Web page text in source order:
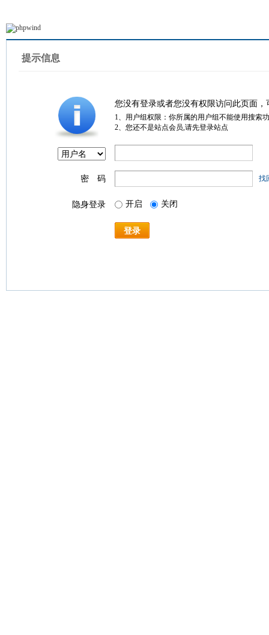
提示信息
您没有登录或者您没有权限访问此页面
1、用户组权限：你所属的用户组不能使用搜索
2、您还不是站点会员,请先登录站点
密 码 找
隐身登录 开启 关闭
登录